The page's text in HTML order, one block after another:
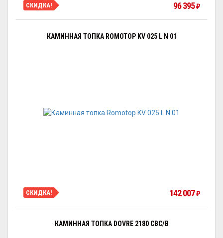
СКИДКА! 96 395₽
КАМИННАЯ ТОПКА ROMOTOP KV 025 L N 01
СКИДКА! 142 007₽
КАМИННАЯ ТОПКА DOVRE 2180 CBC/B